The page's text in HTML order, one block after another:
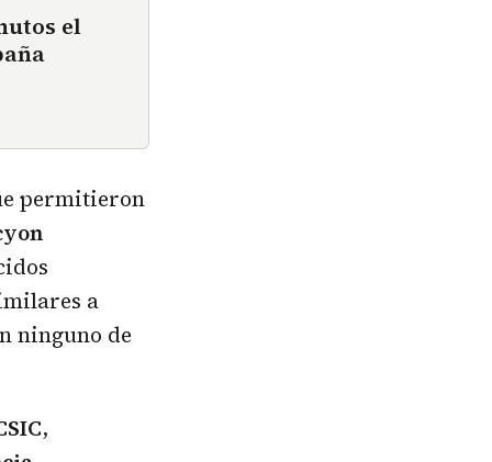
el
permitieron
a
ninguno de
,